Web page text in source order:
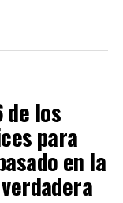
de los
para
en la